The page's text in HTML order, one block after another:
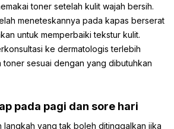
toner setelah kulit wajah bersih.
meneteskannya pada kapas berserat
untuk memperbaiki tekstur kulit.
ke dermatologis terlebih
toner sesuai dengan yang dibutuhkan
pada pagi dan sore hari
langkah yang tak boleh ditinggalkan jika